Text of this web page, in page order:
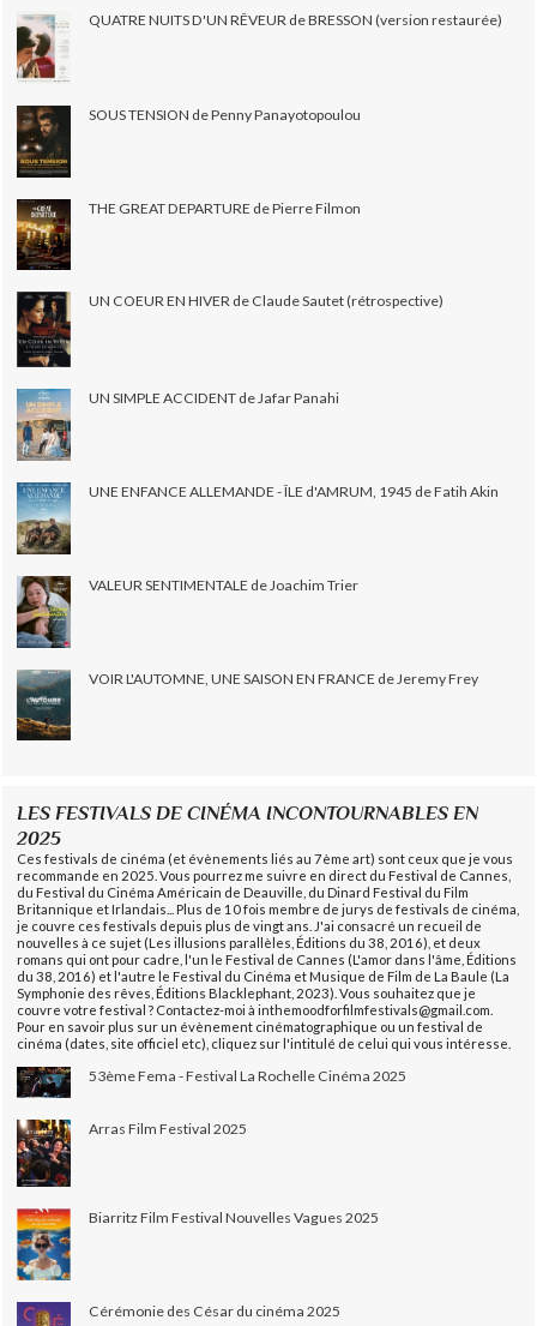
QUATRE NUITS D'UN RÊVEUR de BRESSON (version restaurée)
SOUS TENSION de Penny Panayotopoulou
THE GREAT DEPARTURE de Pierre Filmon
UN COEUR EN HIVER de Claude Sautet (rétrospective)
UN SIMPLE ACCIDENT de Jafar Panahi
UNE ENFANCE ALLEMANDE - ÎLE d'AMRUM, 1945 de Fatih Akin
VALEUR SENTIMENTALE de Joachim Trier
VOIR L'AUTOMNE, UNE SAISON EN FRANCE de Jeremy Frey
LES FESTIVALS DE CINÉMA INCONTOURNABLES EN
2025
Ces festivals de cinéma (et évènements liés au 7ème art) sont ceux que je vous
recommande en 2025. Vous pourrez me suivre en direct du Festival de Cannes,
du Festival du Cinéma Américain de Deauville, du Dinard Festival du Film
Britannique et Irlandais... Plus de 10 fois membre de jurys de festivals de cinéma,
je couvre ces festivals depuis plus de vingt ans. J'ai consacré un recueil de
nouvelles à ce sujet (Les illusions parallèles, Éditions du 38, 2016), et deux
romans qui ont pour cadre, l'un le Festival de Cannes (L'amor dans l'âme, Éditions
du 38, 2016) et l'autre le Festival du Cinéma et Musique de Film de La Baule (La
Symphonie des rêves, Éditions Blacklephant, 2023). Vous souhaitez que je
couvre votre festival ? Contactez-moi à inthemoodforfilmfestivals@gmail.com.
Pour en savoir plus sur un évènement cinématographique ou un festival de
cinéma (dates, site officiel etc), cliquez sur l'intitulé de celui qui vous intéresse.
53ème Fema - Festival La Rochelle Cinéma 2025
Arras Film Festival 2025
Biarritz Film Festival Nouvelles Vagues 2025
Cérémonie des César du cinéma 2025